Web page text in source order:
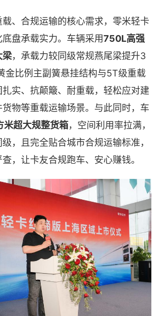
、合规运输的核心需求，零米轻卡
盘承载实力。车辆采用750L高强
梁，承载力较同级常规燕尾梁提升3
金比例主副簧悬挂结构与5T级重载
实、抗颠簸、耐重载，轻松应对建
物等重载运输场景。与此同时，车
米超大规整货箱，空间利用率拉满，
，且完全贴合城市合规运输标准，
，让卡友合规跑车、安心赚钱。